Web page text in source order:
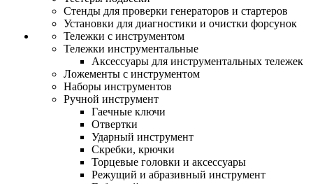
Стенды для проверки генераторов и стартеров
Установки для диагностики и очистки форсунок
Тележки с инструментом
Тележки инструментальные
Аксессуары для инструментальных тележек
Ложементы с инструментом
Наборы инструментов
Ручной инструмент
Гаечные ключи
Отвертки
Ударный инструмент
Скребки, крючки
Торцевые головки и аксессуары
Режущий и абразивный инструмент